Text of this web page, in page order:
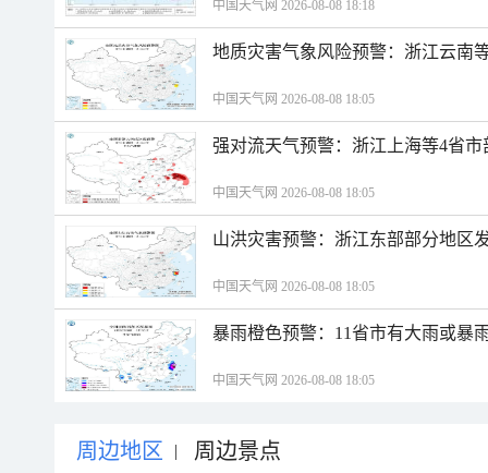
中国天气网 2026-08-08 18:18
地质灾害气象风险预警：浙江云南
中国天气网 2026-08-08 18:05
强对流天气预警：浙江上海等4省
中国天气网 2026-08-08 18:05
山洪灾害预警：浙江东部部分地区
中国天气网 2026-08-08 18:05
暴雨橙色预警：11省市有大雨或暴
中国天气网 2026-08-08 18:05
周边地区 | 周边景点